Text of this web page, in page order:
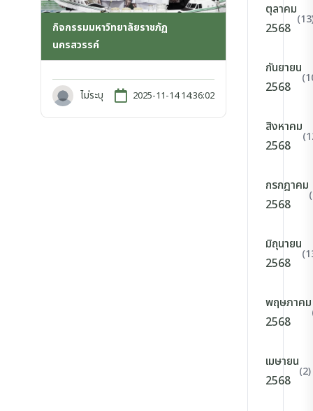
กิจกรรมมหาวิทยาลัยราชภัฏ
นครสวรรค์
ไม่ระบุ 2025-11-14 14:36:02
ตุลาคม
2568
กันยายน
2568
สิงหาคม
2568
กรกฎาคม
2568
มิถุนายน
2568
พฤษภาคม
2568
เมษายน
2568
(2)